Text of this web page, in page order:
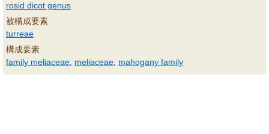
rosid dicot genus
被構成要素
turreae
構成要素
family meliaceae meliaceae mahogany family